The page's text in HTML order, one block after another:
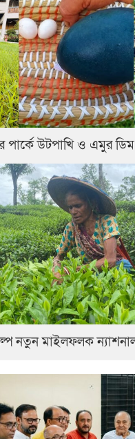
পার্কে উটপাখি ও এমুর ডিম
নতুন মাইলফলক